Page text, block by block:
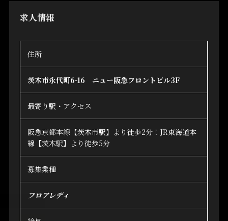
求人情報
住所
茨木市永代町6-16 ニュー阪急フロントビル3F
最寄り駅・アクセス
阪急京都本線【茨木市駅】より徒歩2分！JR東海道本
線【茨木駅】より徒歩5分
募集業種
フロアレディ